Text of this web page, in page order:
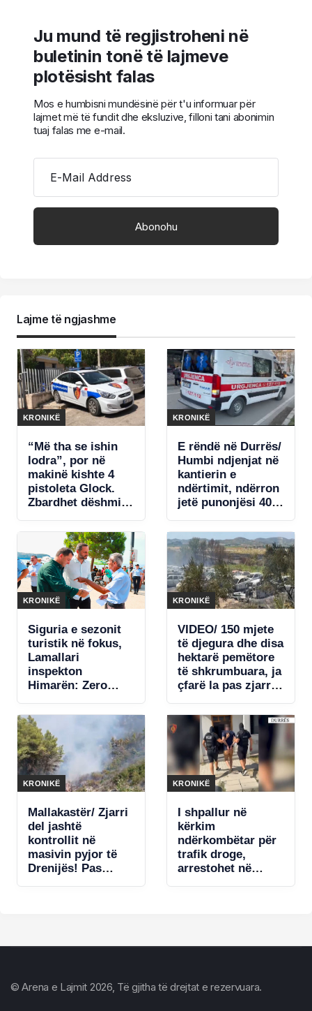
Ju mund të regjistroheni në
buletinin tonë të lajmeve
plotësisht falas
Mos e humbisni mundësinë për t'u informuar për
lajmet më të fundit dhe eksluzive, filloni tani abonimin
tuaj falas me e-mail.
E-Mail Address
Lajme të ngjashme
KRONIKË
“Më tha se ishin
lodra”, por në
makinë kishte 4
pistoleta Glock.
Zbardhet dëshmia
Sarandë
KRONIKË
E rëndë në Durrës/
Humbi ndjenjat në
kantierin e
ndërtimit, ndërron
jetë punonjësi 40-
KRONIKË
Siguria e sezonit
turistik në fokus,
Lamallari
inspekton
Himarën: Zero
shkeljeve!
KRONIKË
VIDEO/ 150 mjete
të djegura dhe disa
hektarë pemëtore
të shkrumbuara, ja
çfarë la pas zjarri
KRONIKË
Mallakastër/ Zjarri
del jashtë
kontrollit në
masivin pyjor të
Drenijës! Pas
KRONIKË
I shpallur në
kërkim
ndërkombëtar për
trafik droge,
arrestohet në
© Arena e Lajmit 2026, Të gjitha të drejtat e rezervuara.